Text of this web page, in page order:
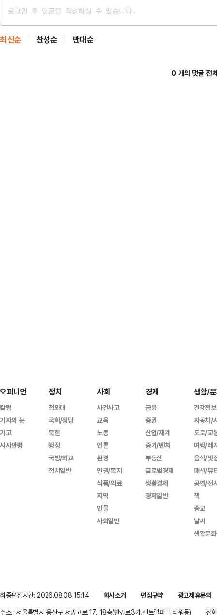
최신순 찬성순 반대순
0 개의 댓글 전
오피니언
칼럼
기자의 눈
기고
시사만평
정치
청와대
국회/정당
북한
행정
국방/외교
정치일반
사회
사건사고
교육
노동
언론
환경
인권/복지
식품/의료
지역
인물
사회일반
경제
금융
증권
산업/재계
중기/벤처
부동산
글로벌경제
생활경제
경제일반
생활/
건강정보
자동차/
도로/교
여행/레
음식/맛
패션/뷰
공연/전
책
종교
날씨
생활문
최종편집시간: 2026.08.08 15:14 회사소개 편집규약
광고제휴문의
주소 : 서울특별시 용산구 서빙고로 17, 18층(한강로3가,센트럴파크 타워동)
전